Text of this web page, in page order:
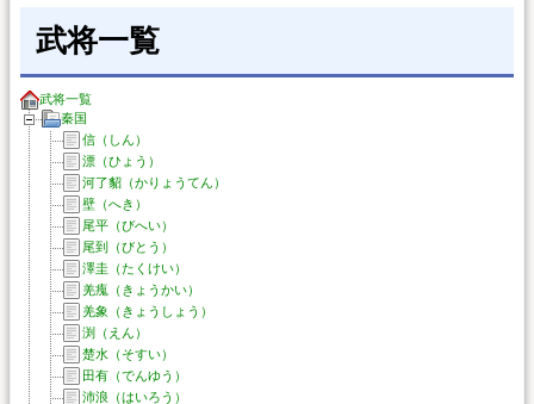
武将一覧
武将一覧
秦国
信（しん）
漂（ひょう）
河了貂（かりょうてん）
壁（へき）
尾平（びへい）
尾到（びとう）
澤圭（たくけい）
羌瘣（きょうかい）
羌象（きょうしょう）
渕（えん）
楚水（そすい）
田有（でんゆう）
沛浪（はいろう）